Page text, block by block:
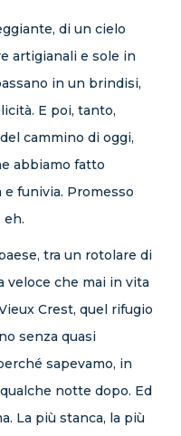
di un cielo
artigianali e sole in
in un brindisi,
E poi, tanto,
cammino di oggi,
abbiamo fatto
funivia. Promesso
eh.
tra un rotolare di
veloce che mai in vita
Crest, quel rifugio
senza quasi
sapevamo, in
notte dopo. Ed
La più stanca, la più